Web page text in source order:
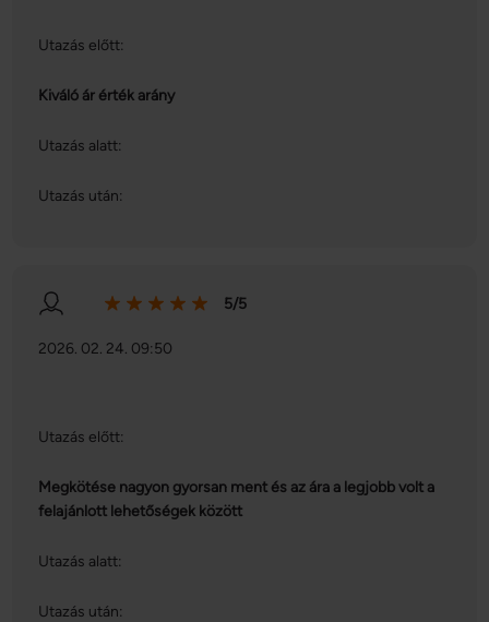
Ön által használt más szolgáltatásokból gyűjtöttek.
Utazás előtt:
Kiváló ár érték arány
Utazás alatt:
Utazás után:
5/5
2026. 02. 24. 09:50
Utazás előtt:
Megkötése nagyon gyorsan ment és az ára a legjobb volt a
felajánlott lehetőségek között
Utazás alatt:
Utazás után: